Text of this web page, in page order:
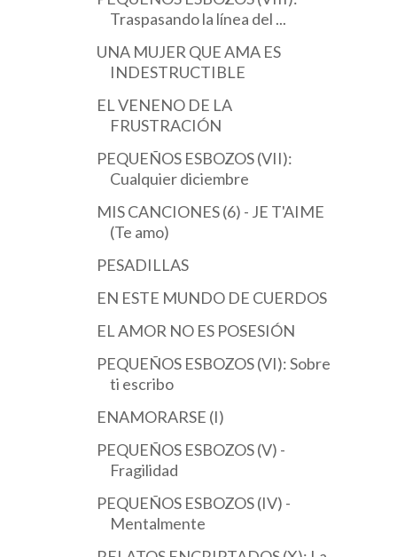
Traspasando la línea del ...
UNA MUJER QUE AMA ES
INDESTRUCTIBLE
EL VENENO DE LA
FRUSTRACIÓN
PEQUEÑOS ESBOZOS (VII):
Cualquier diciembre
MIS CANCIONES (6) - JE T'AIME
(Te amo)
PESADILLAS
EN ESTE MUNDO DE CUERDOS
EL AMOR NO ES POSESIÓN
PEQUEÑOS ESBOZOS (VI): Sobre
ti escribo
ENAMORARSE (I)
PEQUEÑOS ESBOZOS (V) -
Fragilidad
PEQUEÑOS ESBOZOS (IV) -
Mentalmente